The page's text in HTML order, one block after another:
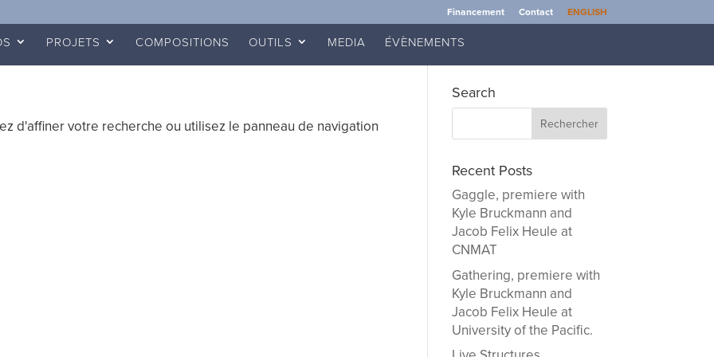
Financement Contact ENGLISH
PROJETS COMPOSITIONS OUTILS MEDIA ÉVÈNEMENTS
d'affiner votre recherche ou utilisez le panneau de navigation
Search
Recent Posts
Gaggle, premiere with
Kyle Bruckmann and
Jacob Felix Heule at
CNMAT
Gathering, premiere with
Kyle Bruckmann and
Jacob Felix Heule at
University of the Pacific.